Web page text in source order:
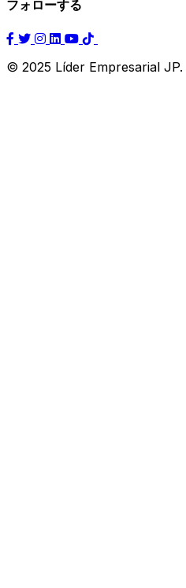
フォローする
© 2025 Líder Empresarial